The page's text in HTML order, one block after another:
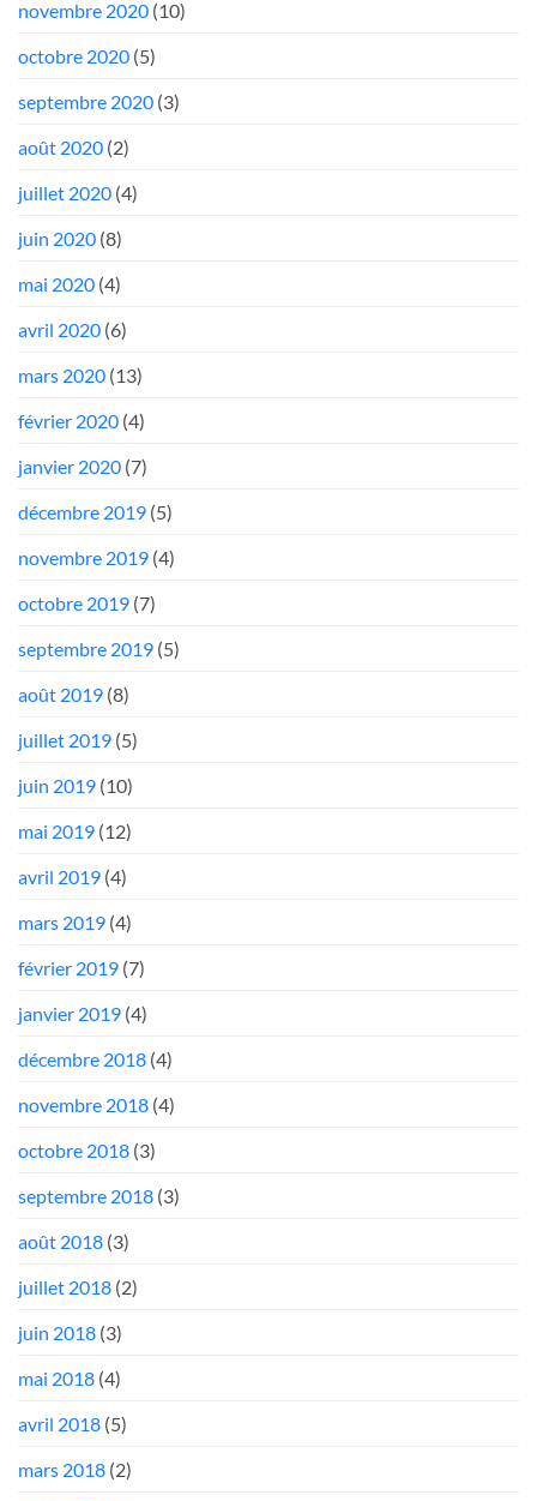
novembre 2020 (10)
octobre 2020 (5)
septembre 2020 (3)
août 2020 (2)
juillet 2020 (4)
juin 2020 (8)
mai 2020 (4)
avril 2020 (6)
mars 2020 (13)
février 2020 (4)
janvier 2020 (7)
décembre 2019 (5)
novembre 2019 (4)
octobre 2019 (7)
septembre 2019 (5)
août 2019 (8)
juillet 2019 (5)
juin 2019 (10)
mai 2019 (12)
avril 2019 (4)
mars 2019 (4)
février 2019 (7)
janvier 2019 (4)
décembre 2018 (4)
novembre 2018 (4)
octobre 2018 (3)
septembre 2018 (3)
août 2018 (3)
juillet 2018 (2)
juin 2018 (3)
mai 2018 (4)
avril 2018 (5)
mars 2018 (2)